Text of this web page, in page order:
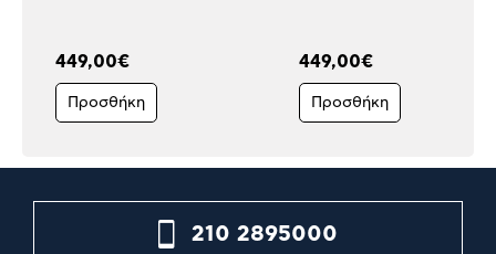
449,00€
Προσθήκη
449,00€
Προσθήκη
210 2895000